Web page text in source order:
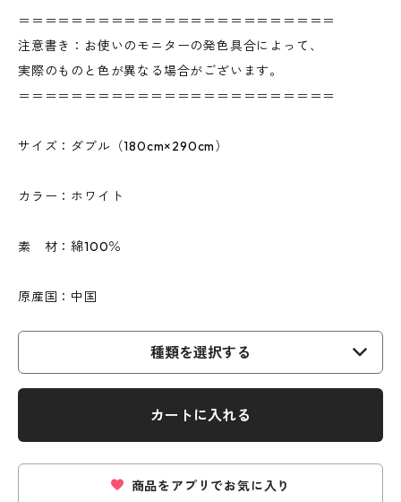
＝＝＝＝＝＝＝＝＝＝＝＝＝＝＝＝＝＝＝＝＝＝＝＝
注意書き：お使いのモニターの発色具合によって、
実際のものと色が異なる場合がございます。
＝＝＝＝＝＝＝＝＝＝＝＝＝＝＝＝＝＝＝＝＝＝＝＝
サイズ：ダブル（180cm×290cm）
カラー：ホワイト
素 材：綿100％
原産国：中国
種類を選択する
カートに入れる
商品をアプリでお気に入り